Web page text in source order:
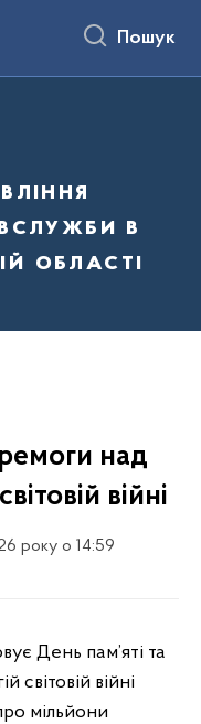
Пошук
в
області
над
війні
року о 14:59
День пам’яті та
війні
мільйони